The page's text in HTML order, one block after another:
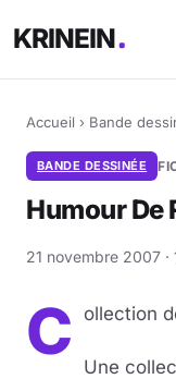
KRINEIN
Accueil › Bande
BANDE DESSINÉE
Humour De
21 novembre 2007 ·
C ollection
Une